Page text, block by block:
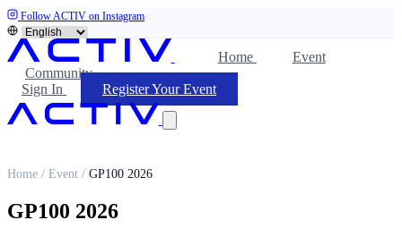
Follow ACTIV on Instagram
Home
Event
Community
Sign In
Register Your Event
Home / Event / GP100 2026
GP100 2026